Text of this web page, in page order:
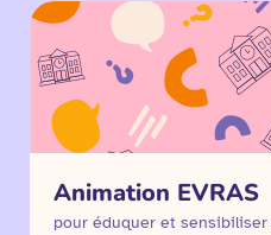
Animation EVRAS
pour éduquer et